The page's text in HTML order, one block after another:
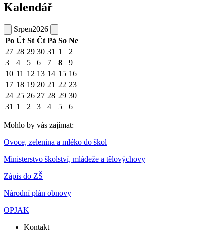
Kalendář
Srpen2026
Po Út St Čt Pá So Ne
27 28 29 30 31 1
2
3
4 5 6 7 8
9
10 11 12 13 14 15 16
17 18 19 20 21 22 23
24 25 26 27 28 29 30
31 1 2 3 4 5 6
Mohlo by vás zajímat:
Ovoce, zelenina a mléko do škol
Ministerstvo školství, mládeže a tělovýchovy
Zápis do ZŠ
Národní plán obnovy
OPJAK
Kontakt